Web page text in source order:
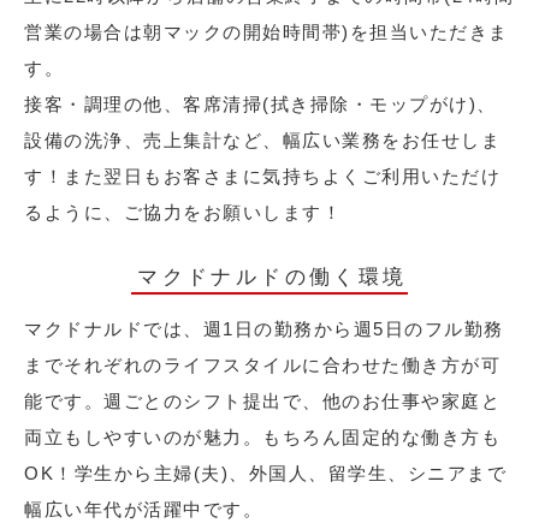
営業の場合は朝マックの開始時間帯)を担当いただきま
す。
接客・調理の他、客席清掃(拭き掃除・モップがけ)、
設備の洗浄、売上集計など、幅広い業務をお任せしま
す！また翌日もお客さまに気持ちよくご利用いただけ
るように、ご協力をお願いします！
マクドナルドの働く環境
マクドナルドでは、週1日の勤務から週5日のフル勤務
までそれぞれのライフスタイルに合わせた働き方が可
能です。週ごとのシフト提出で、他のお仕事や家庭と
両立もしやすいのが魅力。もちろん固定的な働き方も
OK！学生から主婦(夫)、外国人、留学生、シニアまで
幅広い年代が活躍中です。